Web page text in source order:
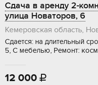
Сдача в аренду 2-
улица Новаторов, 6
Кемеровская область,
Сдается: на длительный
5, С мебелью, Ремонт:
12 000 